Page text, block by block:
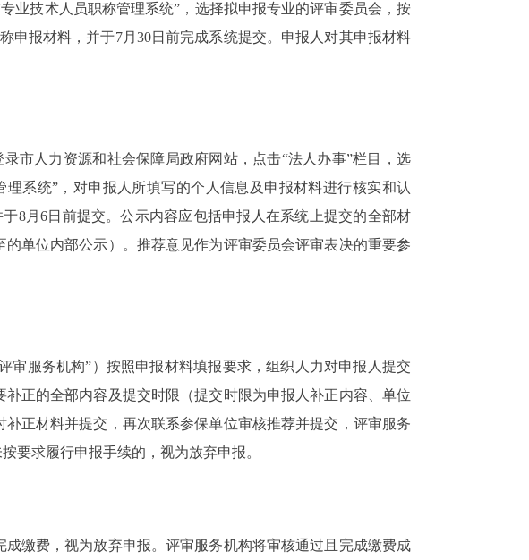
业技术人员职称管理系统”，选择拟申报专业的评审委员会，按
申报材料，并于7月30日前完成系统提交。申报人对其申报材料
人力资源和社会保障局政府网站，点击“法人办事”栏目，选
系统”，对申报人所填写的个人信息及申报材料进行核实和认
8月6日前提交。公示内容应包括申报人在系统上提交的全部材
单位内部公示）。推荐意见作为评审委员会评审表决的重要参
服务机构”）按照申报材料填报要求，组织人力对申报人提交
正的全部内容及提交时限（提交时限为申报人补正内容、单位
正材料并提交，再次联系参保单位审核推荐并提交，评审服务
要求履行申报手续的，视为放弃申报。
缴费，视为放弃申报。评审服务机构将审核通过且完成缴费成